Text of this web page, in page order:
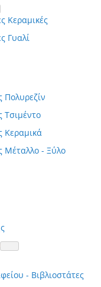
Κεραμικές
Γυαλί
Πολυρεζίν
Τσιμέντο
Κεραμικά
Μέταλλο - Ξύλο
- Βιβλιοστάτες